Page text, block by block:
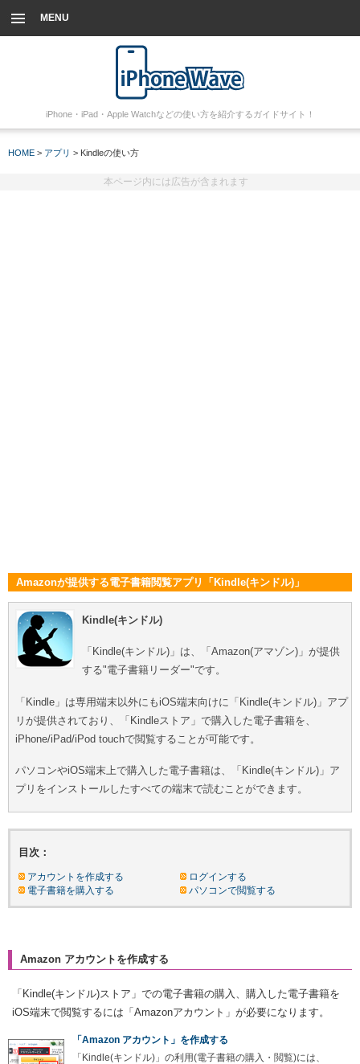
MENU
iPhone・iPad・Apple Watchなどの使い方を紹介するガイドサイト！
HOME > アプリ > Kindleの使い方
本ページ内には広告が含まれます
Amazonが提供する電子書籍閲覧アプリ「Kindle(キンドル)」
Kindle(キンドル)
「Kindle(キンドル)」は、「Amazon(アマゾン)」が提供
する"電子書籍リーダー"です。
「Kindle」は専用端末以外にもiOS端末向けに「Kindle(キンドル)」アプ
リが提供されており、「Kindleストア」で購入した電子書籍を、
iPhone/iPad/iPod touchで閲覧することが可能です。
パソコンやiOS端末上で購入した電子書籍は、「Kindle(キンドル)」ア
プリをインストールしたすべての端末で読むことができます。
目次：
アカウントを作成する
電子書籍を購入する
ログインする
パソコンで閲覧する
Amazon アカウントを作成する
「Kindle(キンドル)ストア」での電子書籍の購入、購入した電子書籍を
iOS端末で閲覧するには「Amazonアカウント」が必要になります。
「Amazon アカウント」を作成する
「Kindle(キンドル)」の利用(電子書籍の購入・閲覧)には、